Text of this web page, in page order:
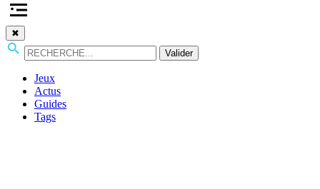
✖
Valider
Jeux
Actus
Guides
Tags